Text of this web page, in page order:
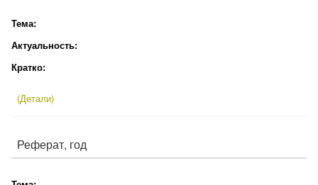
Тема:
Актуальность:
Кратко:
(Детали)
Реферат, год